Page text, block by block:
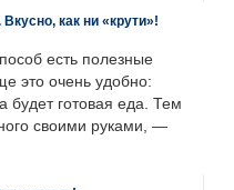
как ни «крути»!
есть полезные
это очень удобно:
будет готовая еда. Тем
своими руками, —